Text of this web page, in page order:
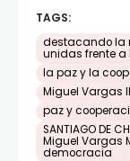
TAGS:
destacando la
unidas frente a
la paz y la
Miguel Vargas
paz y
SANTIAGO DE
Miguel Vargas
democracia